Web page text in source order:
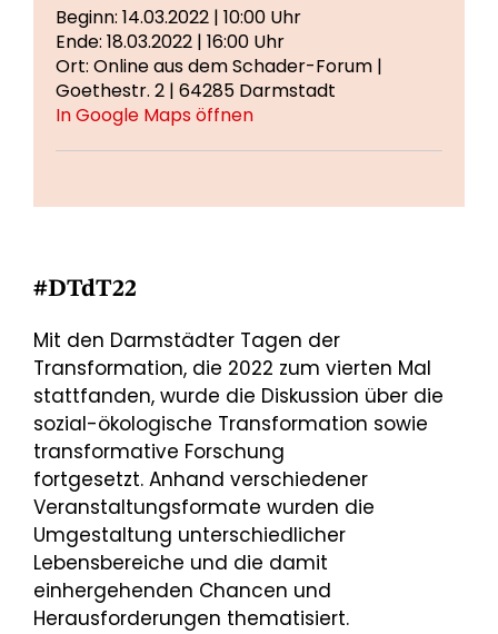
Beginn: 14.03.2022 | 10:00 Uhr
Ende: 18.03.2022 | 16:00 Uhr
Ort: Online aus dem Schader-Forum |
Goethestr. 2 | 64285 Darmstadt
In Google Maps öffnen
#DTdT22
Mit den Darmstädter Tagen der
Transformation, die 2022 zum vierten Mal
stattfanden, wurde die Diskussion über die
sozial-ökologische Transformation sowie
transformative Forschung
fortgesetzt. Anhand verschiedener
Veranstaltungsformate wurden die
Umgestaltung unterschiedlicher
Lebensbereiche und die damit
einhergehenden Chancen und
Herausforderungen thematisiert.